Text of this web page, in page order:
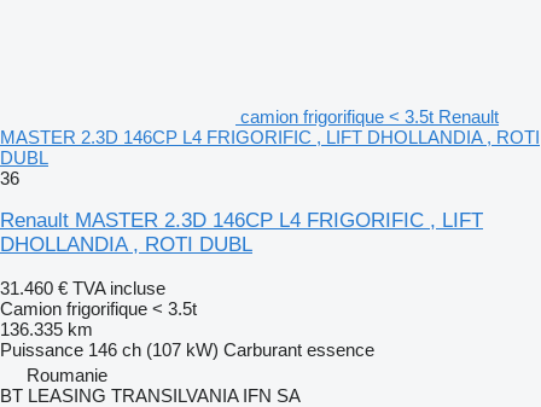
camion frigorifique < 3.5t Renault
MASTER 2.3D 146CP L4 FRIGORIFIC , LIFT DHOLLANDIA , ROTI
DUBL
36
Renault MASTER 2.3D 146CP L4 FRIGORIFIC , LIFT
DHOLLANDIA , ROTI DUBL
31.460 € TVA incluse
Camion frigorifique < 3.5t
136.335 km
Puissance 146 ch (107 kW) Carburant essence
Roumanie
BT LEASING TRANSILVANIA IFN SA